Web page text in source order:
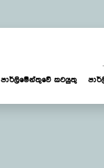
පාර්ලිමේන්තුවේ කටයුතු